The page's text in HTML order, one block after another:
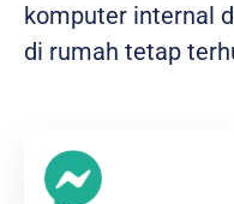
komputer internal
di rumah tetap